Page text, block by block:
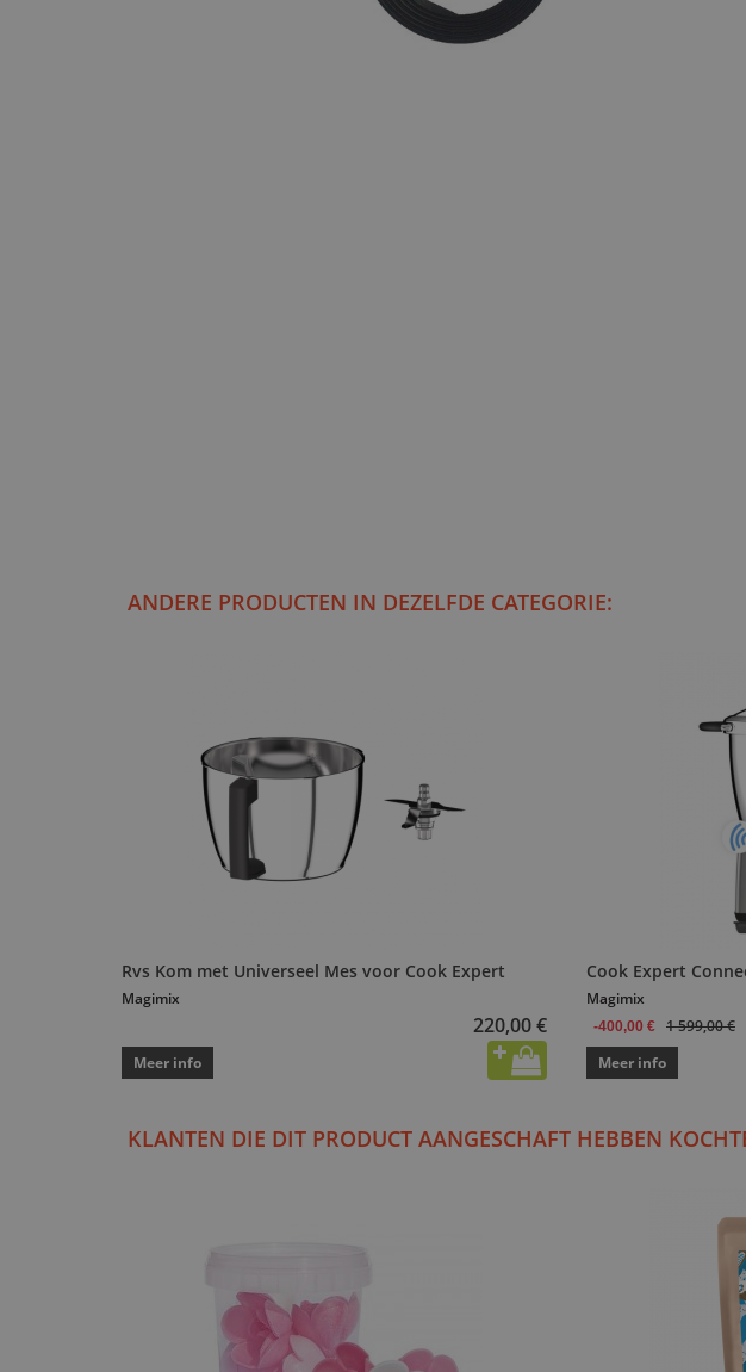
ANDERE PRODUCTEN IN DEZELFDE CATEGORIE:
Rvs Kom met Universeel Mes voor Cook Expert
Magimix
220,00 €
Meer info
Cook Expert
Magimix
-400,00 € 1 599,00 €
Meer info
KLANTEN DIE DIT PRODUCT AANGESCHAFT HEBBEN